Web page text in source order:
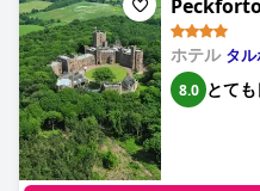
ホテル タ
8.0 とて